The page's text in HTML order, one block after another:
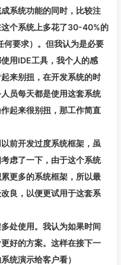
系统功能的同时，比较注
个系统上多花了30-40%的
要求）。但我认为是必要
用IDE工具，我个人的感
来别扭，在开发系统的时
员每天都是使用这套系统
起来很别扭，那工作简直
前开发过度系统框架，虽
虑了一下，由于这个系统
更多的系统框架，所以最
良，以便更试用于这套系
处使用。我认为如果时间
好的方案。这样在接下一
统演示给客户看）